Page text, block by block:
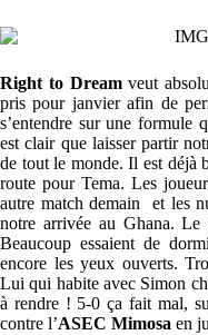
Right to Dreamveut
pris pour janvier afin de
s’entendre sur une formule
est clair que laisser partir
de tout le monde. Il est déjà
route pour Tema. Les
autre match demain et les
notre arrivée au Ghana.
Beaucoup essaient de
encore les yeux ouverts.
Lui qui habite avec Simon
à rendre ! 5-0 ça fait mal,
contre l’ASEC Mimosa en